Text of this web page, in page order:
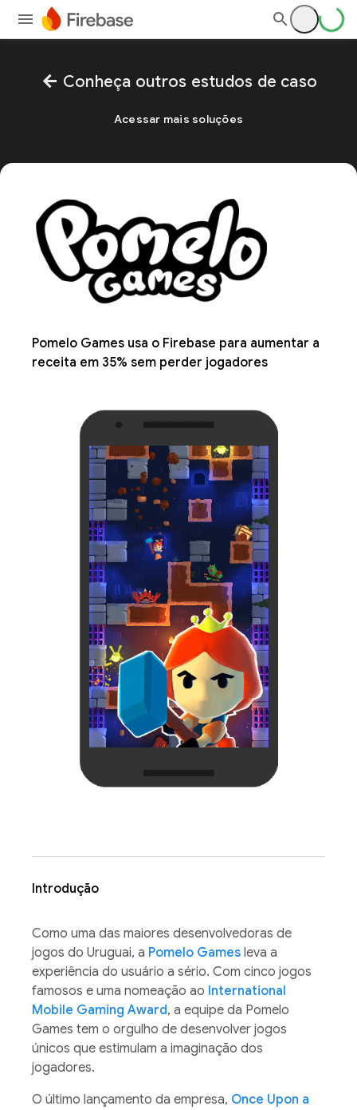
arrow_back Conheça outros estudos de caso
Acessar mais soluções
Pomelo Games usa o Firebase para aumentar a
receita em 35% sem perder jogadores
Introdução
Como uma das maiores desenvolvedoras de
jogos do Uruguai, a Pomelo Games leva a
experiência do usuário a sério. Com cinco jogos
famosos e uma nomeação ao International
Mobile Gaming Award, a equipe da Pomelo
Games tem o orgulho de desenvolver jogos
únicos que estimulam a imaginação dos
jogadores.
O último lançamento da empresa, Once Upon a